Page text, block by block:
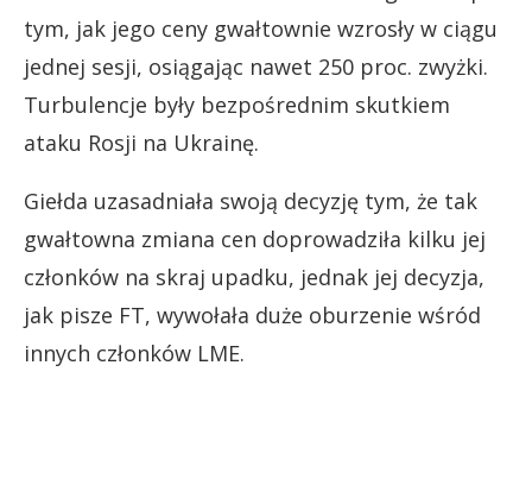
tym, jak jego ceny gwałtownie wzrosły w ciągu
jednej sesji, osiągając nawet 250 proc. zwyżki.
Turbulencje były bezpośrednim skutkiem
ataku Rosji na Ukrainę.
Giełda uzasadniała swoją decyzję tym, że tak
gwałtowna zmiana cen doprowadziła kilku jej
członków na skraj upadku, jednak jej decyzja,
jak pisze FT, wywołała duże oburzenie wśród
innych członków LME.